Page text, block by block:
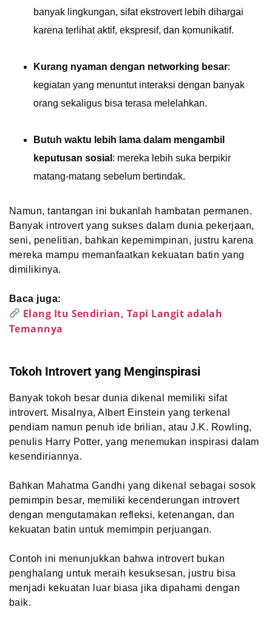
banyak lingkungan, sifat ekstrovert lebih dihargai
karena terlihat aktif, ekspresif, dan komunikatif.
Kurang nyaman dengan networking besar:
kegiatan yang menuntut interaksi dengan banyak
orang sekaligus bisa terasa melelahkan.
Butuh waktu lebih lama dalam mengambil
keputusan sosial : mereka lebih suka berpikir
matang-matang sebelum bertindak.
Namun, tantangan ini bukanlah hambatan permanen.
Banyak introvert yang sukses dalam dunia pekerjaan,
seni, penelitian, bahkan kepemimpinan, justru karena
mereka mampu memanfaatkan kekuatan batin yang
dimilikinya.
Baca juga:
Elang Itu Sendirian, Tapi Langit adalah
Temannya
Tokoh Introvert yang Menginspirasi
Banyak tokoh besar dunia dikenal memiliki sifat
introvert. Misalnya, Albert Einstein yang terkenal
pendiam namun penuh ide brilian, atau J.K. Rowling,
penulis Harry Potter, yang menemukan inspirasi dalam
kesendiriannya.
Bahkan Mahatma Gandhi yang dikenal sebagai sosok
pemimpin besar, memiliki kecenderungan introvert
dengan mengutamakan refleksi, ketenangan, dan
kekuatan batin untuk memimpin perjuangan.
Contoh ini menunjukkan bahwa introvert bukan
penghalang untuk meraih kesuksesan, justru bisa
menjadi kekuatan luar biasa jika dipahami dengan
baik.